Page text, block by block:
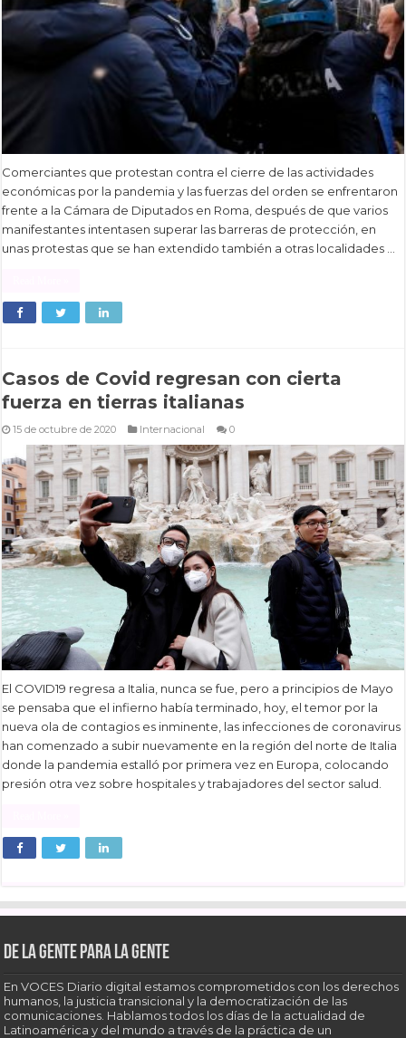
Comerciantes que protestan contra el cierre de las actividades
económicas por la pandemia y las fuerzas del orden se enfrentaron
frente a la Cámara de Diputados en Roma, después de que varios
manifestantes intentasen superar las barreras de protección, en
unas protestas que se han extendido también a otras localidades …
Casos de Covid regresan con cierta
fuerza en tierras italianas
15 de octubre de 2020 Internacional 0
El COVID19 regresa a Italia, nunca se fue, pero a principios de Mayo
se pensaba que el infierno había terminado, hoy, el temor por la
nueva ola de contagios es inminente, las infecciones de coronavirus
han comenzado a subir nuevamente en la región del norte de Italia
donde la pandemia estalló por primera vez en Europa, colocando
presión otra vez sobre hospitales y trabajadores del sector salud.
De la gente para la gente
En VOCES Diario digital estamos comprometidos con los derechos
humanos, la justicia transicional y la democratización de las
comunicaciones. Hablamos todos los días de la actualidad de
Latinoamérica y del mundo a través de la práctica de un